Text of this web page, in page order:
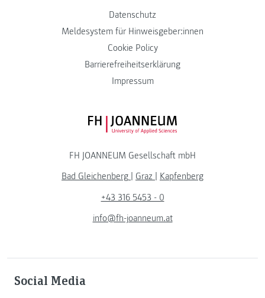
Datenschutz
Meldesystem für Hinweisgeber:innen
Cookie Policy
Barrierefreiheitserklärung
Impressum
FH JOANNEUM Logo
FH JOANNEUM Gesellschaft mbH
Bad Gleichenberg
Graz
Kapfenberg
+43 316 5453 - 0
info@fh-joanneum.at
Social Media